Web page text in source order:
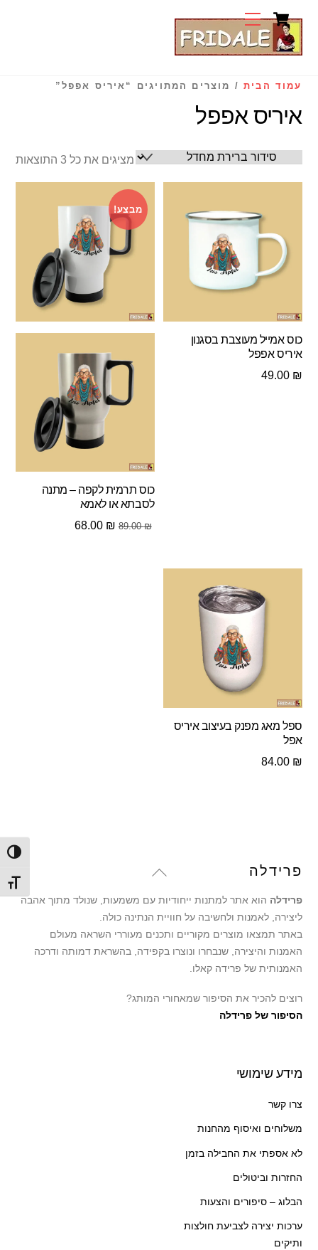
מתג
content
MenuCart
עמוד הבית / מוצרים המתויגים “איריס אפפל”
איריס אפפל
מציגים את כל ⁦3⁩ התוצאות
כוס אמייל מעוצבת בסגנון
איריס אפפל
49.00 ₪
מבצע!
כוס תרמית לקפה – מתנה
לסבתא או לאמא
89.00₪
המחיר
68.00 ₪
המחיר
ספל מאג מפנק בעיצוב איריס
אפל
84.00 ₪
Back
Top
פרידלה
פרידלה הוא אתר למתנות ייחודיות עם משמעות, שנולד מתוך אהבה
ליצירה, לאמנות ולחשיבה על חוויית הנתינה כולה.
באתר תמצאו מוצרים מקוריים ותכנים מעוררי השראה מעולם
האמנות והיצירה, שנבחרו ונוצרו בקפידה, בהשראת דמותה ודרכה
האמנותית של פרידה קאלו.
רוצים להכיר את הסיפור שמאחורי המותג?
הסיפור של פרידלה
מידע שימושי
צרו קשר
משלוחים ואיסוף מהחנות
לא אספתי את החבילה בזמן
החזרות וביטולים
הבלוג – סיפורים והצעות
ערכות יצירה לצביעת חולצות
ותיקים